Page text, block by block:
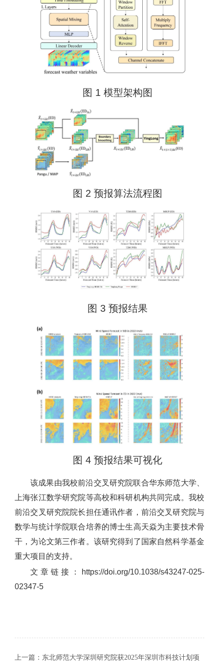
图 1 模型架构图
图 2 预报算法流程图
图 3 预报结果
图 4 预报结果可视化
该成果由我校前沿交叉研究院联合华东师范大学、
上海张江数学研究院等高校和科研机构共同完成。我校
前沿交叉研究院院长担任通讯作者，前沿交叉研究院与
数学与统计学院联合培养的博士生高天焱为主要技术骨
干，为论文第三作者。该研究得到了国家自然科学基金
重大项目的支持。
文章链接：https://doi.org/10.1038/s43247-025-
02347-5
上一篇： 东北师范大学深圳研究院获2025年深圳市科技计划项